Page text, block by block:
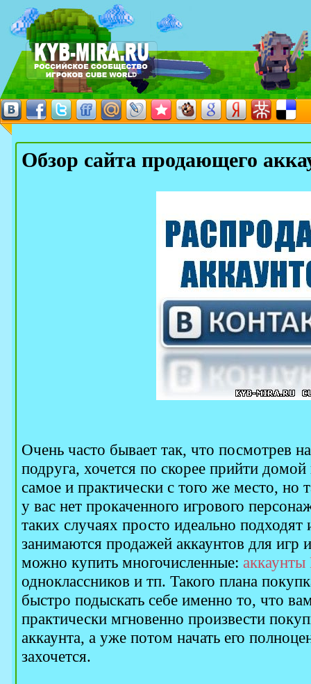
Обзор сайта продающего
Очень часто бывает так, что посмотрев
подруга, хочется по скорее прийти домой
самое и практически с того же место, но
у вас нет прокаченного игрового
таких случаях просто идеально
занимаются продажей аккаунтов для игр
можно купить многочисленные:
одноклассников и тп. Такого плана
быстро подыскать себе именно то, что
практически мгновенно произвести
аккаунта, а уже потом начать его
захочется.